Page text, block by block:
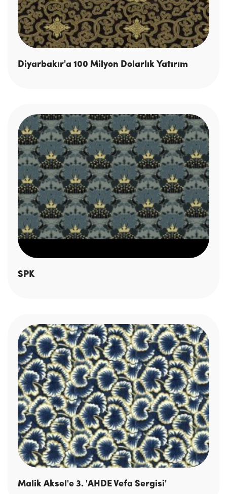
Diyarbakır'a 100 Milyon Dolarlık Yatırım
SPK
Malik Aksel'e 3. 'AHDE Vefa Sergisi'